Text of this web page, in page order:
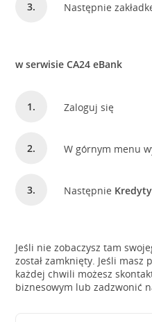
Następnie
w serwisie CA24 eBank
Zaloguj się
W górnym menu
Następnie Kredyty
Jeśli nie zobaczysz tam
został zamknięty. Jeśli
każdej chwili możesz
biznesowym lub zadzwonić